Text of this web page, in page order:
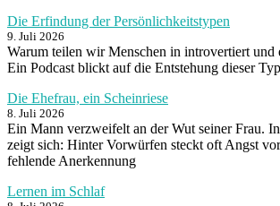
Die Erfindung der Persönlichkeitstypen
9. Juli 2026
Warum teilen wir Menschen in introvertiert und
Ein Podcast blickt auf die Entstehung dieser
Die Ehefrau, ein Scheinriese
8. Juli 2026
Ein Mann verzweifelt an der Wut seiner Frau.
zeigt sich: Hinter Vorwürfen steckt oft Angst
fehlende Anerkennung
Lernen im Schlaf